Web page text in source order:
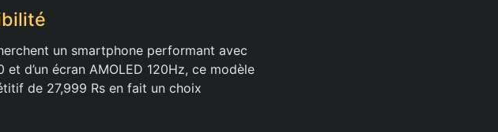
un smartphone performant avec
d’un écran AMOLED 120Hz, ce modèle
de 27,999 Rs en fait un choix